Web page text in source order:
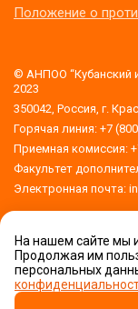
Положение о
© АНПОО “Кубанский
2023
350042, Россия, г.
Горячая линия: +7
Приемная комиссия:
Факультет
Электронная почта:
На нашем сайте мы
Продолжая им
персональных